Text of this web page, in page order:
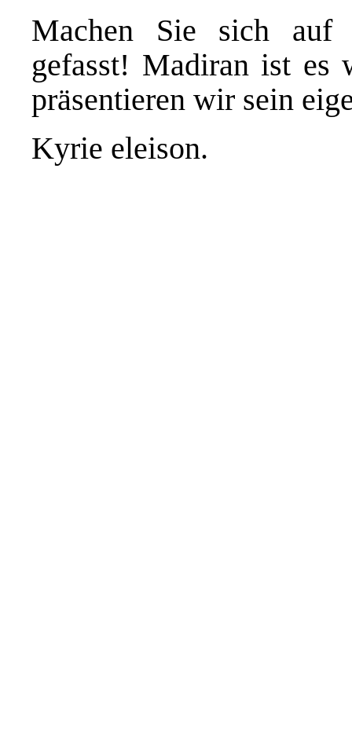
Machen Sie sich auf
gefasst! Madiran ist es
präsentieren wir sein
Kyrie eleison.